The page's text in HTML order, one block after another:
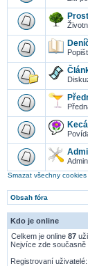
Smazat všechny cookies
Obsah fóra
Kdo je online
Celkem je online 87
Nejvíce zde současně
Registrovaní uživatelé: